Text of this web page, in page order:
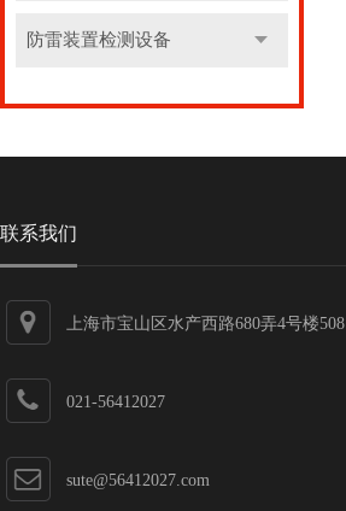
防雷装置检测设备
联系我们
上海市宝山区水产西路680弄4号楼508
021-56412027
sute@56412027.com